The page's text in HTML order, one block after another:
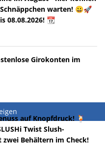
Schnäppchen warten! 😀🚀
08.08.2026! 📆
Girokonten im
auf Knopfdruck! 🍹
Twist Slush-
zwei Behältern im Check!